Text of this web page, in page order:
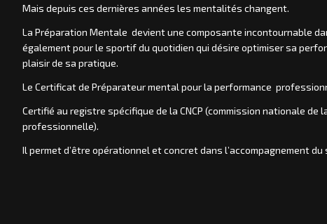
Mais depuis ces dernières années les mentalités changent.
La Préparation Mentale devient une composante incontournable
également pour le sportif du quotidien qui désire optimiser sa
plaisir de sa pratique.
Le Certificat de Préparateur mental pour la performance
Certifié au registre spécifique de la CNCP (commission nationale de
professionnelle).
Il permet d’être opérationnel et concret dans l’accompagnement du